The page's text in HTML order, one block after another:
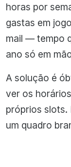
horas por
gastas em
mail — tempo
ano só em
A solução é
ver os
próprios slots.
um quadro